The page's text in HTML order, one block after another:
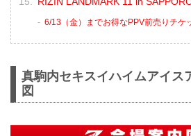
6/13（金）までお得なPPV前売りチケ
真駒内セキスイハイムアイス
図